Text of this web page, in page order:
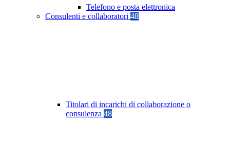
Telefono e posta elettronica
Consulenti e collaboratori 48
Titolari di incarichi di collaborazione o
consulenza 48